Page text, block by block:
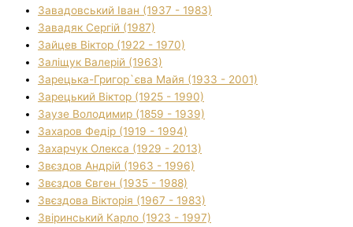
Завадовський Іван (1937 - 1983)
Завадяк Сергій (1987)
Зайцев Віктор (1922 - 1970)
Заліщук Валерій (1963)
Зарецька-Григор`єва Майя (1933 - 2001)
Зарецький Віктор (1925 - 1990)
Заузе Володимир (1859 - 1939)
Захаров Федір (1919 - 1994)
Захарчук Олекса (1929 - 2013)
Звєздов Андрій (1963 - 1996)
Звєздов Євген (1935 - 1988)
Звєздова Вікторія (1967 - 1983)
Звіринський Карло (1923 - 1997)